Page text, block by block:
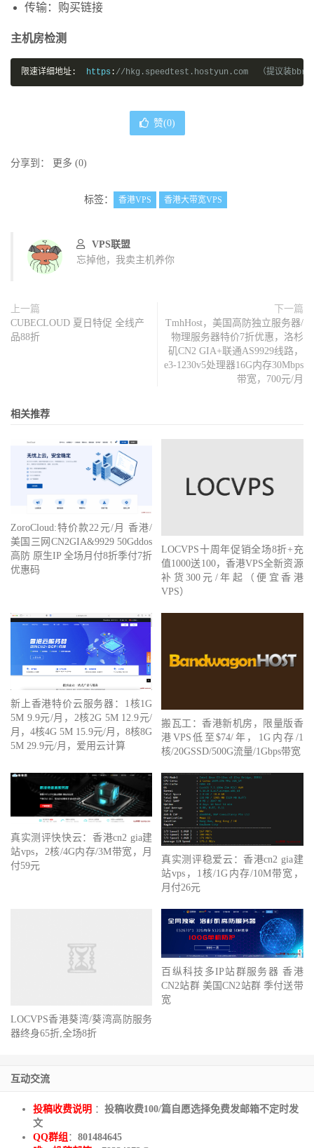
传输：购买链接
主机房检测
限速详细地址:
  https
: //hkg.speedtest.hostyun.com  （提议装bbr）
赞(0)
分享到： 更多 (0)
标签： 香港VPS 香港大带宽VPS
VPS联盟
忘掉他，我卖主机养你
上一篇
CUBECLOUD 夏日特促 全线产
品88折
下一篇
TmhHost，美国高防独立服务器/
物理服务器特价7折优惠，洛杉
矶CN2 GIA+联通AS9929线路，
e3-1230v5处理器16G内存30Mbps
带宽，700元/月
相关推荐
ZoroCloud:特价款22元/月 香港/
美国三网CN2GIA&9929 50Gddos
高防 原生IP 全场月付8折季付7折
优惠码
LOCVPS十周年促销全场8折+充
值1000送100，香港VPS全新资源
补货300元/年起（便宜香港
VPS）
新上香港特价云服务器：1核1G
5M 9.9元/月，2核2G 5M 12.9元/
月，4核4G 5M 15.9元/月，8核8G
5M 29.9元/月，爱用云计算
搬瓦工：香港新机房，限量版香
港VPS低至$74/年，1G内存/1
核/20GSSD/500G流量/1Gbps带宽
真实测评快快云：香港cn2 gia建
站vps，2核/4G内存/3M带宽，月
付59元
真实测评稳爱云：香港cn2 gia建
站vps，1核/1G内存/10M带宽，
月付26元
LOCVPS香港葵湾/葵湾高防服务
器终身65折,全场8折
百纵科技多IP站群服务器 香港
CN2站群 美国CN2站群 季付送带
宽
互动交流
投稿收费说明 ： 投稿收费100/篇自愿选择免费发邮箱不定时发
文
QQ群组 ： 801484645